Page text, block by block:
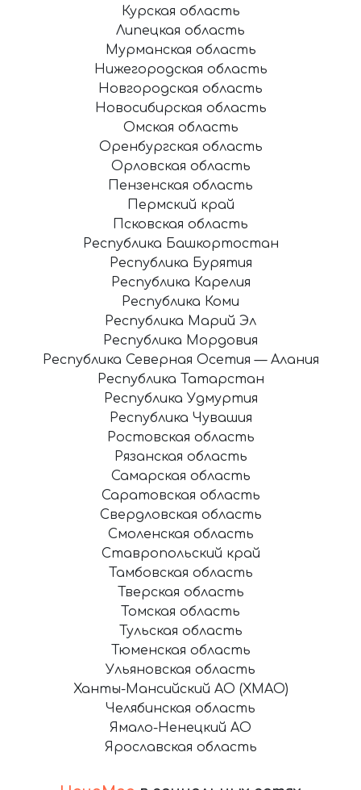
Курская область
Липецкая область
Мурманская область
Нижегородская область
Новгородская область
Новосибирская область
Омская область
Оренбургская область
Орловская область
Пензенская область
Пермский край
Псковская область
Республика Башкортостан
Республика Бурятия
Республика Карелия
Республика Коми
Республика Марий Эл
Республика Мордовия
Республика Северная Осетия — Алания
Республика Татарстан
Республика Удмуртия
Республика Чувашия
Ростовская область
Рязанская область
Самарская область
Саратовская область
Свердловская область
Смоленская область
Ставропольский край
Тамбовская область
Тверская область
Томская область
Тульская область
Тюменская область
Ульяновская область
Ханты-Мансийский АО (ХМАО)
Челябинская область
Ямало-Ненецкий АО
Ярославская область